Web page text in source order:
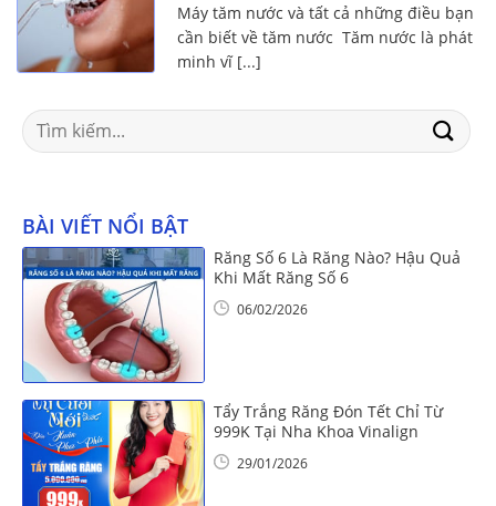
Máy tăm nước và tất cả những điều bạn
cần biết về tăm nước Tăm nước là phát
minh vĩ [...]
Search
for:
BÀI VIẾT NỔI BẬT
Răng Số 6 Là Răng Nào? Hậu Quả
Khi Mất Răng Số 6
06/02/2026
Tẩy Trắng Răng Đón Tết Chỉ Từ
999K Tại Nha Khoa Vinalign
29/01/2026